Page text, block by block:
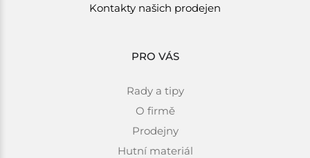
Kontakty našich prodejen
PRO VÁS
Rady a tipy
O firmě
Prodejny
Hutní materiál